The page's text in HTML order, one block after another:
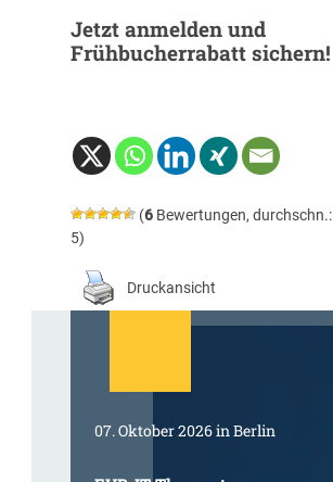
Jetzt anmelden und
Frühbucherrabatt sichern!
(6Bewertungen, durchschn.:
5)
Druckansicht
07. Oktober 2026 in Berlin